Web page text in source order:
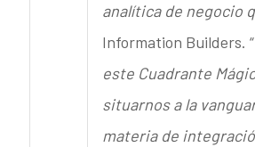
analítica de negocio
Information Builders. “
este Cuadrante
situarnos a la
materia de